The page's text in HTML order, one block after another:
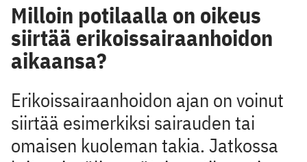
Milloin potilaalla on oikeus
siirtää erikoissairaanhoidon
aikaansa?
Erikoissairaanhoidon ajan on voinut
siirtää esimerkiksi sairauden tai
omaisen kuoleman takia. Jatkossa